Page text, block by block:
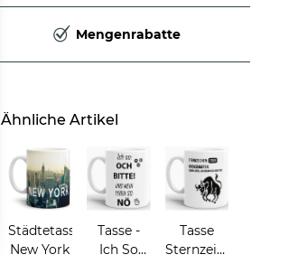
Mengenrabatte
Ähnliche Artikel
Städtetasse
New York
Tasse -
Ich So
Tasse
Sternzeichen